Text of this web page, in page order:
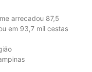
arrecadou 87,5
em 93,7 mil cestas